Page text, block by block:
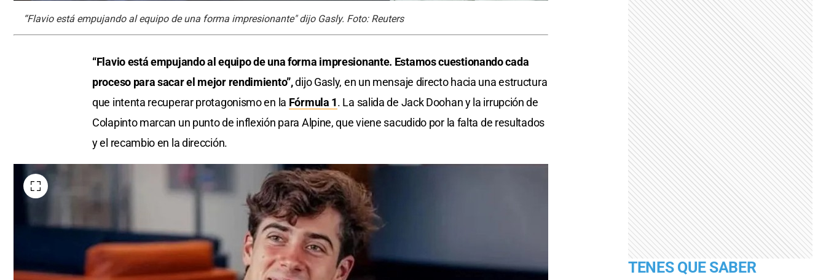
“Flavio está empujando al equipo de una forma impresionante" dijo Gasly. Foto: Reuters
“Flavio está empujando al equipo de una forma impresionante. Estamos cuestionando cada
proceso para sacar el mejor rendimiento”,dijo Gasly, en un mensaje directo hacia una estructura
que intenta recuperar protagonismo en la Fórmula 1. La salida de Jack Doohan y la irrupción de
Colapinto marcan un punto de inflexión para Alpine, que viene sacudido por la falta de resultados
y el recambio en la dirección.
TENES QUE SABER